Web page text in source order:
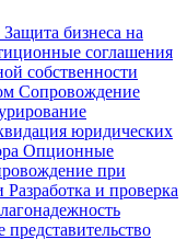
Защита бизнеса на
соглашения
собственности
Сопровождение
юридических
Опционные
при
Разработка и проверка
представительство